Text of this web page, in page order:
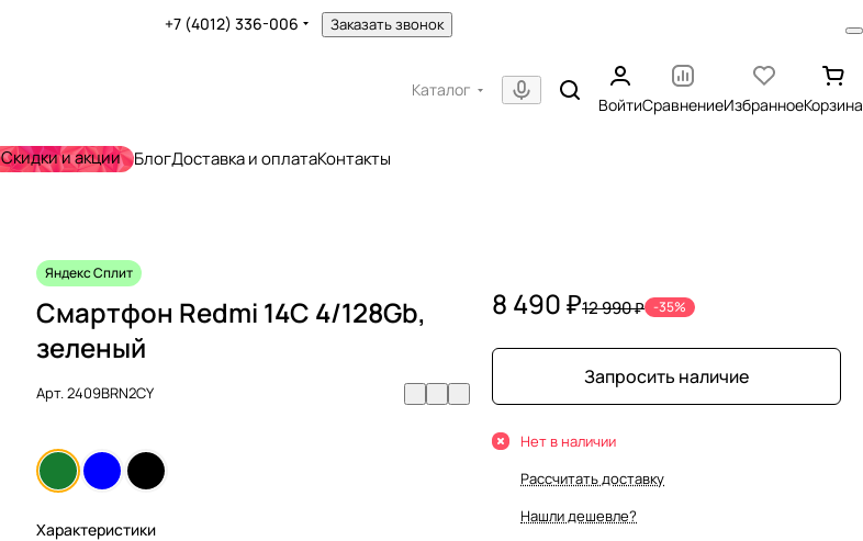
+7 (4012) 336-006 Заказать звонок
Каталог
ВойтиСравнениеИзбранноеКорзина
Скидки и акции БлогДоставка и оплатаКонтакты
Яндекс Сплит
Смартфон Redmi 14C 4/128Gb,
зеленый
Арт.2409BRN2CY
Характеристики
8 490 ₽12 990 ₽ -35%
Запросить наличие
Нет в наличии
Рассчитать доставку
Нашли дешевле?